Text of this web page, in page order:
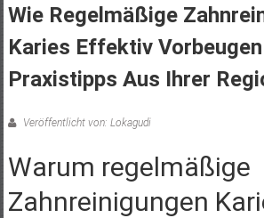
Wie Regelmäßige
Karies Effektiv
Praxistipps Aus Ihrer
Veröffentlicht von: Lokagudi
Warum regelmäßige
Zahnreinigungen